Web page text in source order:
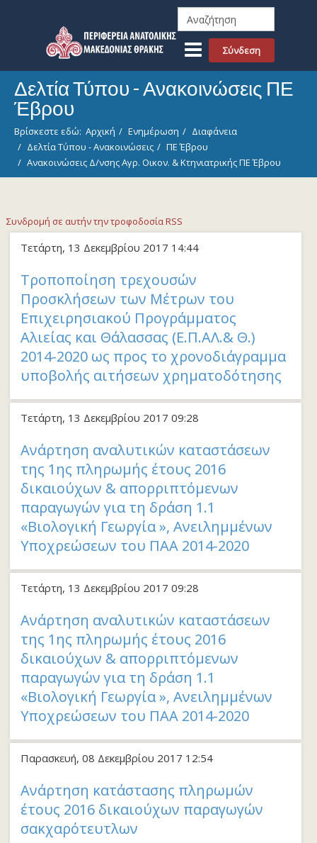
Σύνδεση
Δελτία Τύπου - Ανακοινώσεις ΠΕ
Έβρου
Βρίσκεστε εδώ: Αρχική Ενημέρωση
Διαφάνεια
Δελτία Τύπου - Ανακοινώσεις
ΠΕ Έβρου
Ανακοινώσεις Δ/νσης Αγρ. Οικον. & Κτηνιατρικής ΠΕ Έβρου
Συνδρομή σε αυτήν την τροφοδοσία RSS
Τετάρτη, 13 Δεκεμβρίου 2017 14:44
Τροποποίηση τρεχουσών
Προσκλήσεων των Μέτρων του
Επιχειρησιακού Προγράμματος
Αλιείας και Θάλασσας (Ε.Π.ΑΛ.& Θ.)
2014-2020 ως προς το χρονοδιάγραμμα
υποβολής αιτήσεων χρηματοδότησης
Τετάρτη, 13 Δεκεμβρίου 2017 09:28
Aνάρτηση αναλυτικών καταστάσεων
της 1ης πληρωμής έτους 2016
δικαιούχων & απορριπτόμενων
παραγωγών για τη δράση 1.1
«Βιολογική Γεωργία », Ανειλημμένων
Υποχρεώσεων του ΠΑΑ 2014-2020
Τετάρτη, 13 Δεκεμβρίου 2017 09:28
Aνάρτηση αναλυτικών καταστάσεων
της 1ης πληρωμής έτους 2016
δικαιούχων & απορριπτόμενων
παραγωγών για τη δράση 1.1
«Βιολογική Γεωργία », Ανειλημμένων
Υποχρεώσεων του ΠΑΑ 2014-2020
Παρασκευή, 08 Δεκεμβρίου 2017 12:54
Ανάρτηση κατάστασης πληρωμών
έτους 2016 δικαιούχων παραγωγών
σακχαρότευτλων